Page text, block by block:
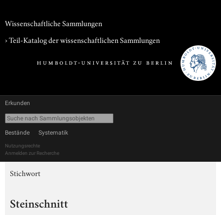
Wissenschaftliche Sammlungen
› Teil-Katalog der wissenschaftlichen Sammlungen
Erkunden
Bestände Systematik
Nutzungsrechte
Anmelden zur Recherche
Stichwort
Steinschnitt